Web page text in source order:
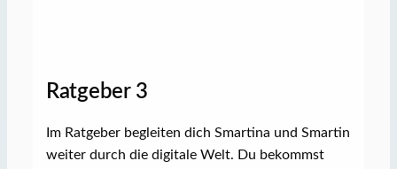
Ratgeber 3
Im Ratgeber begleiten dich Smartina und Smartin
weiter durch die digitale Welt. Du bekommst